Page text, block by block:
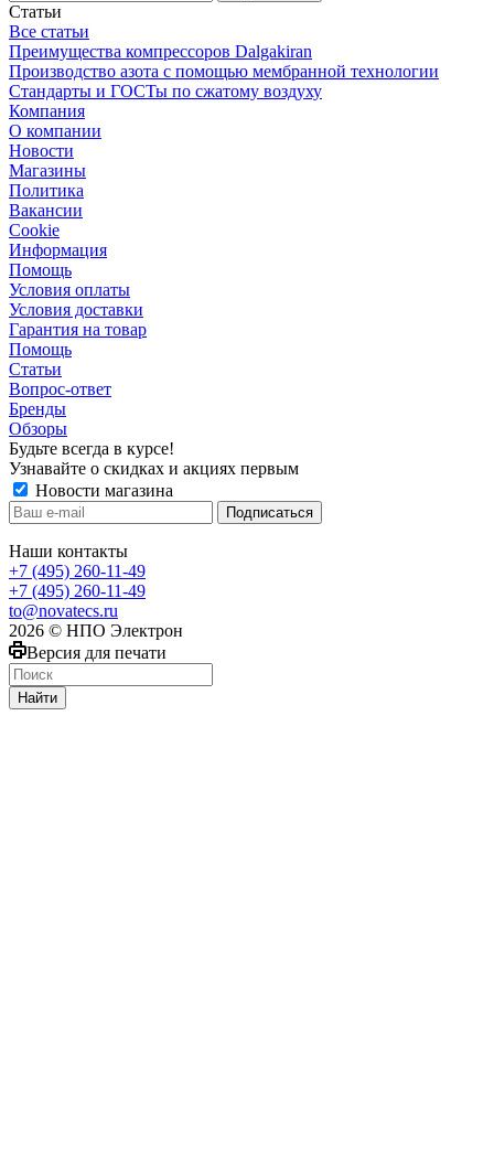
Статьи
Все статьи
Преимущества компрессоров Dalgakiran
Производство азота с помощью мембранной технологии
Стандарты и ГОСТы по сжатому воздуху
Компания
О компании
Новости
Магазины
Политика
Вакансии
Сookie
Информация
Помощь
Условия оплаты
Условия доставки
Гарантия на товар
Помощь
Статьи
Вопрос-ответ
Бренды
Обзоры
Будьте всегда в курсе!
Узнавайте о скидках и акциях первым
Новости магазина
Наши контакты
+7 (495) 260-11-49
+7 (495) 260-11-49
to@novatecs.ru
2026 © НПО Электрон
Версия для печати
Найти